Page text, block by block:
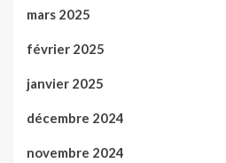
mars 2025
février 2025
janvier 2025
décembre 2024
novembre 2024